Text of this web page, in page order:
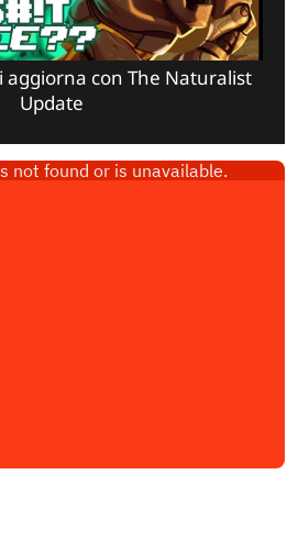
aggiorna con The Naturalist
Update